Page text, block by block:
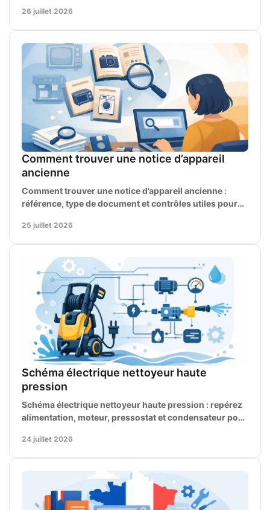
26 juillet 2026
Comment trouver une notice d’appareil
ancienne
Comment trouver une notice d’appareil ancienne :
référence, type de document et contrôles utiles pour
25 juillet 2026
Schéma électrique nettoyeur haute
pression
Schéma électrique nettoyeur haute pression : repérez
alimentation, moteur, pressostat et condensateur pour
24 juillet 2026